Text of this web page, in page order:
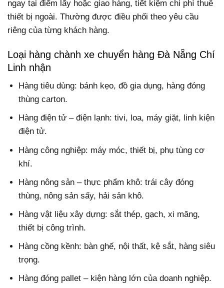
ngay tại điểm lấy hoặc giao hàng, tiết kiệm chi phí thuê
thiết bị ngoài. Thường được điều phối theo yêu cầu
riêng của từng khách hàng.
Loại hàng chành xe chuyển hàng Đà Nẵng Chí
Linh nhận
Hàng tiêu dùng: bánh kẹo, đồ gia dụng, hàng đóng
thùng carton.
Hàng điện tử – điện lạnh: tivi, loa, máy giặt, linh kiện
điện tử.
Hàng công nghiệp: máy móc, thiết bị, phụ tùng cơ
khí.
Hàng nông sản – thực phẩm khô: trái cây đóng
thùng, nông sản sấy, hải sản khô.
Hàng vật liệu xây dựng: sắt thép, gạch, xi măng,
thiết bị công trình.
Hàng cồng kềnh: bàn ghế, nội thất, kệ sắt, hàng siêu
trọng.
Hàng đóng pallet – kiện hàng lớn của doanh nghiệp.